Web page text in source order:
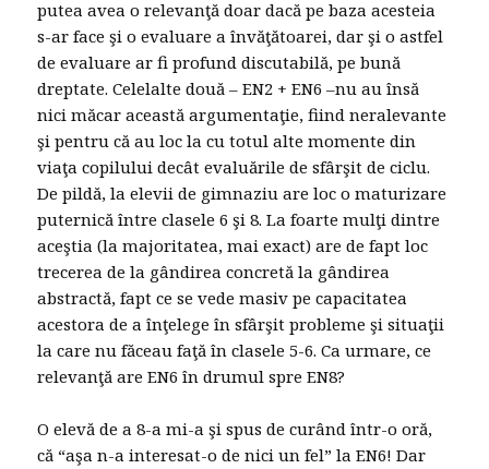
putea avea o relevanţă doar dacă pe baza acesteia
s-ar face şi o evaluare a învăţătoarei, dar şi o astfel
de evaluare ar fi profund discutabilă, pe bună
dreptate. Celelalte două – EN2 + EN6 –nu au însă
nici măcar această argumentaţie, fiind neralevante
şi pentru că au loc la cu totul alte momente din
viaţa copilului decât evaluările de sfârşit de ciclu.
De pildă, la elevii de gimnaziu are loc o maturizare
puternică între clasele 6 şi 8. La foarte mulţi dintre
aceştia (la majoritatea, mai exact) are de fapt loc
trecerea de la gândirea concretă la gândirea
abstractă, fapt ce se vede masiv pe capacitatea
acestora de a înţelege în sfârşit probleme şi situaţii
la care nu făceau faţă în clasele 5-6. Ca urmare, ce
relevanţă are EN6 în drumul spre EN8?
O elevă de a 8-a mi-a şi spus de curând într-o oră,
că “aşa n-a interesat-o de nici un fel” la EN6! Dar